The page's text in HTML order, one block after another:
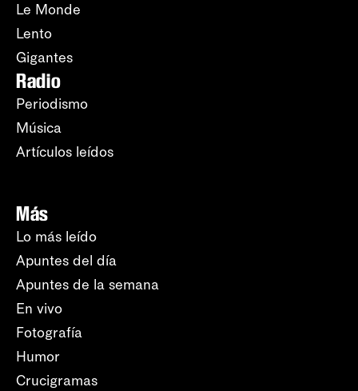
Le Monde
Lento
Gigantes
Radio
Periodismo
Música
Artículos leídos
Más
Lo más leído
Apuntes del día
Apuntes de la semana
En vivo
Fotografía
Humor
Crucigramas